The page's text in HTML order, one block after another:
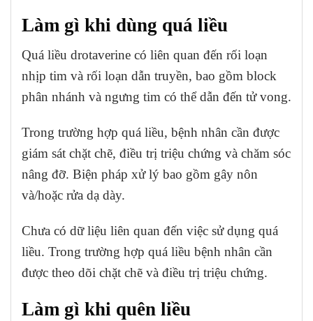
Làm gì khi dùng quá liều
Quá liều drotaverine có liên quan đến rối loạn
nhịp tim và rối loạn dẫn truyền, bao gồm block
phân nhánh và ngưng tim có thể dẫn đến tử vong.
Trong trường hợp quá liều, bệnh nhân cần được
giám sát chặt chẽ, điều trị triệu chứng và chăm sóc
nâng đỡ. Biện pháp xử lý bao gồm gây nôn
và/hoặc rửa dạ dày.
Chưa có dữ liệu liên quan đến việc sử dụng quá
liều. Trong trường hợp quá liều bệnh nhân cần
được theo dõi chặt chẽ và điều trị triệu chứng.
Làm gì khi quên liều